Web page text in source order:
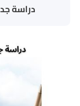
دراسة